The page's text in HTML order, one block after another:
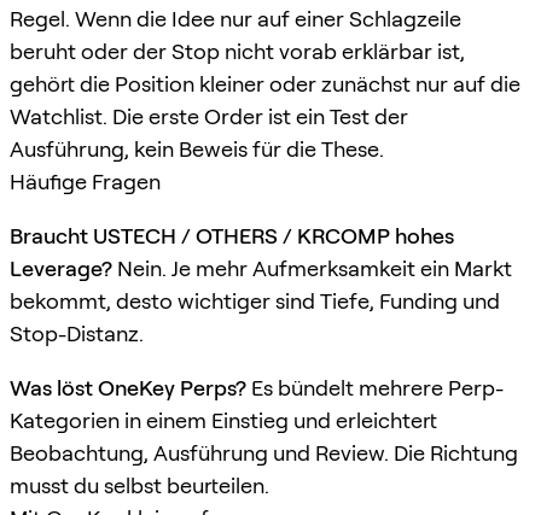
Regel. Wenn die Idee nur auf einer Schlagzeile
beruht oder der Stop nicht vorab erklärbar ist,
gehört die Position kleiner oder zunächst nur auf die
Watchlist. Die erste Order ist ein Test der
Ausführung, kein Beweis für die These.
Häufige Fragen
Braucht USTECH / OTHERS / KRCOMP hohes
Leverage? Nein. Je mehr Aufmerksamkeit ein Markt
bekommt, desto wichtiger sind Tiefe, Funding und
Stop-Distanz.
Was löst OneKey Perps? Es bündelt mehrere Perp-
Kategorien in einem Einstieg und erleichtert
Beobachtung, Ausführung und Review. Die Richtung
musst du selbst beurteilen.